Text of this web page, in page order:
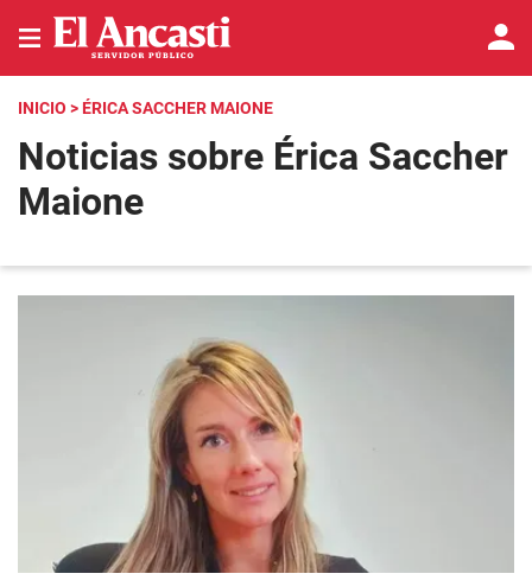
INICIO > ÉRICA SACCHER MAIONE
Noticias sobre Érica Saccher
Maione